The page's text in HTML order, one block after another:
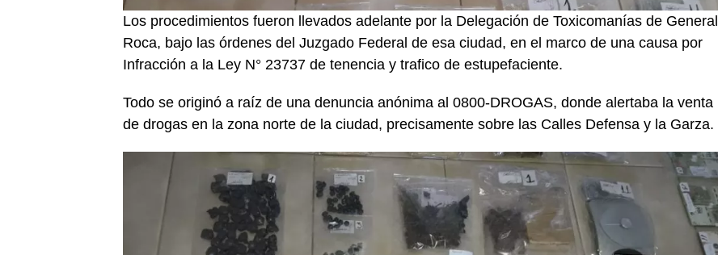
Los procedimientos fueron llevados adelante por la Delegación de Toxicomanías de General
Roca, bajo las órdenes del Juzgado Federal de esa ciudad, en el marco de una causa por
Infracción a la Ley N° 23737 de tenencia y trafico de estupefaciente.
Todo se originó a raíz de una denuncia anónima al 0800-DROGAS, donde alertaba la venta
de drogas en la zona norte de la ciudad, precisamente sobre las Calles Defensa y la Garza.